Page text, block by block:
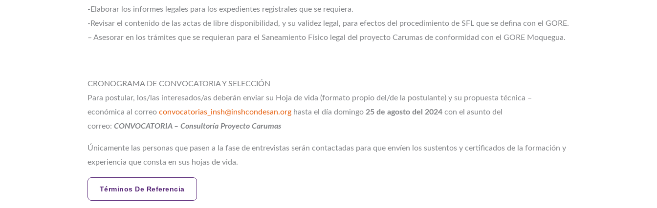
-Elaborar los informes legales para los expedientes registrales que se requiera.
-Revisar el contenido de las actas de libre disponibilidad, y su validez legal, para efectos del procedimiento de SFL que se defina con el GORE.
– Asesorar en los trámites que se requieran para el Saneamiento Físico legal del proyecto Carumas de conformidad con el GORE Moquegua.
CRONOGRAMA DE CONVOCATORIA Y SELECCIÓN
Para postular, los/las interesados/as deberán enviar su Hoja de vida (formato propio del/de la postulante) y su propuesta técnica –
económica al correo convocatorias_insh@inshcondesan.orghasta el día domingo 25 de agosto del 2024con el asunto del
correo: CONVOCATORIA – Consultoría Proyecto Carumas
Únicamente las personas que pasen a la fase de entrevistas serán contactadas para que envíen los sustentos y certificados de la formación y
experiencia que consta en sus hojas de vida.
Términos De Referencia